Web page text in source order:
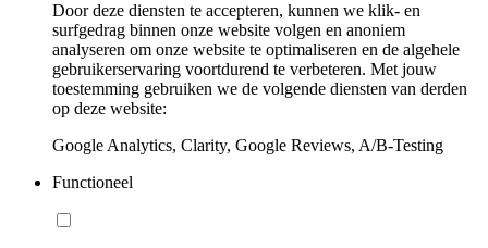
Door deze diensten te accepteren, kunnen we klik- en
surfgedrag binnen onze website volgen en anoniem
analyseren om onze website te optimaliseren en de algehele
gebruikerservaring voortdurend te verbeteren. Met jouw
toestemming gebruiken we de volgende diensten van derden
op deze website:
Google Analytics, Clarity, Google Reviews, A/B-Testing
Functioneel